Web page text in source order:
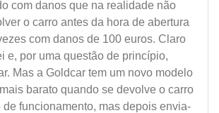
com danos que na realidade não
o carro antes da hora de abertura
com danos de 100 euros. Claro
e, por uma questão de princípio,
Mas a Goldcar tem um novo modelo
barato quando se devolve o carro
de funcionamento, mas depois envia-